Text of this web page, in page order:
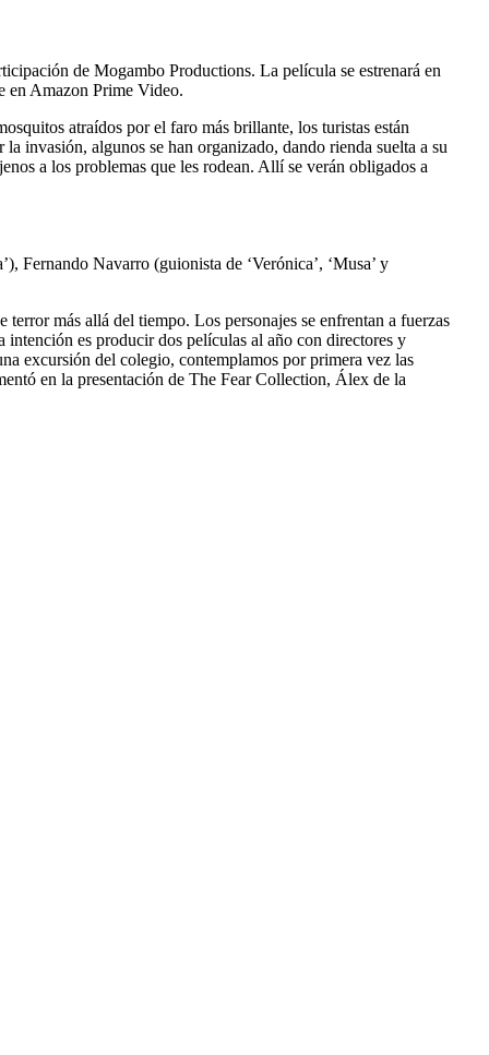
de Mogambo Productions. La película se estrenará en
en Amazon Prime Video.
atraídos por el faro más brillante, los turistas están
invasión, algunos se han organizado, dando rienda suelta a su
a los problemas que les rodean. Allí se verán obligados a
Fernando Navarro (guionista de ‘Verónica’, ‘Musa’ y
más allá del tiempo. Los personajes se enfrentan a fuerzas
intención es producir dos películas al año con directores y
excursión del colegio, contemplamos por primera vez las
en la presentación de The Fear Collection, Álex de la